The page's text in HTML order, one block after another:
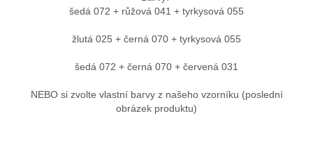
šedá 072 + růžová 041 + tyrkysová 055
žlutá 025 + černá 070 + tyrkysová 055
šedá 072 + černá 070 + červená 031
NEBO si zvolte vlastní barvy z našeho vzorníku (poslední
obrázek produktu)